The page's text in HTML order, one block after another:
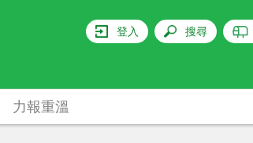
登入 搜尋
力報重溫